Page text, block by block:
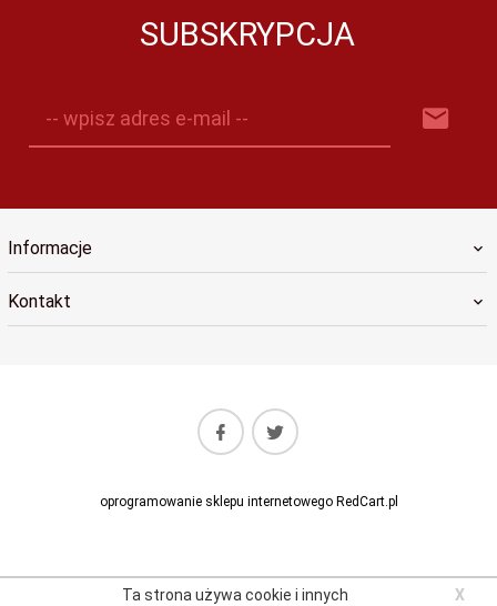
SUBSKRYPCJA
-- wpisz adres e-mail --
Informacje
Kontakt
oprogramowanie sklepu internetowegoRedCart.pl
Ta strona używa cookie i innych X